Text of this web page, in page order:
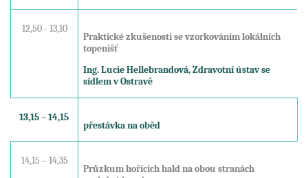
12,50 - 13,10
Praktické zkušenosti se vzorkováním lokálních
topenišť
Ing. Lucie Hellebrandová, Zdravotní ústav se
sídlem v Ostravě
13,15 – 14,15
přestávka na oběd
14,15 – 14,35
Průzkum hořících hald na obou stranách